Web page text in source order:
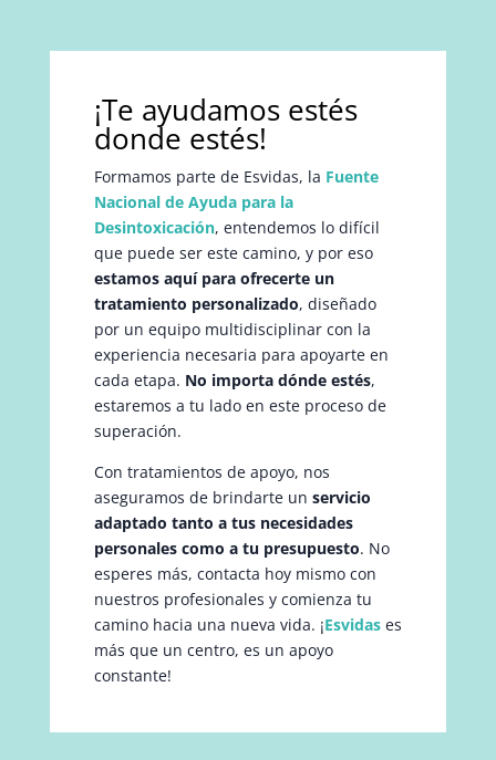
¡Te ayudamos estés
donde estés!
Formamos parte de Esvidas, la Fuente
Nacional de Ayuda para la
Desintoxicación, entendemos lo difícil
que puede ser este camino, y por eso
estamos aquí para ofrecerte un
tratamiento personalizado, diseñado
por un equipo multidisciplinar con la
experiencia necesaria para apoyarte en
cada etapa. No importa dónde estés,
estaremos a tu lado en este proceso de
superación.
Con tratamientos de apoyo, nos
aseguramos de brindarte un servicio
adaptado tanto a tus necesidades
personales como a tu presupuesto. No
esperes más, contacta hoy mismo con
nuestros profesionales y comienza tu
camino hacia una nueva vida. ¡Esvidas es
más que un centro, es un apoyo
constante!